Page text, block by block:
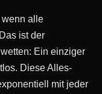
wenn alle
ist der
Ein einziger
Diese Alles-
mit jeder